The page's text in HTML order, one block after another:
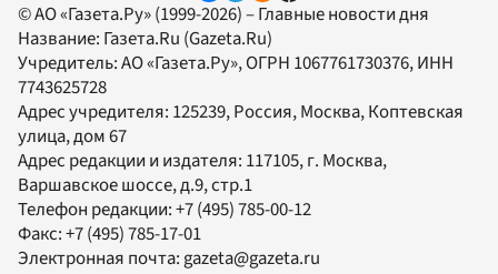
© АО «Газета.Ру» (1999-2026) – Главные новости дня
Название: Газета.Ru (Gazeta.Ru)
Учредитель:АО «Газета.Ру», ОГРН 1067761730376, ИНН
7743625728
Адрес учредителя: 125239, Россия, Москва, Коптевская
улица, дом 67
Адрес редакции и издателя: 117105, г. Москва,
Варшавское шоссе, д.9, стр.1
Телефон редакции:+7 (495) 785-00-12
Факс:+7 (495) 785-17-01
Электронная почта:gazeta@gazeta.ru